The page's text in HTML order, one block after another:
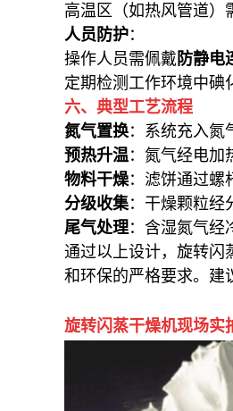
高温区（如热风管道）
人员防护：
操作人员需佩戴防静电
定期检测工作环境中碘
六、典型工艺流程
氮气置换：系统充入氮
预热升温：氮气经电加
物料干燥：滤饼通过螺
分级收集：干燥颗粒经
尾气处理：含湿氮气经
通过以上设计，旋转闪
和环保的严格要求。建
旋转闪蒸干燥机现场实